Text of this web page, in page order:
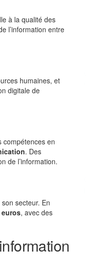
à la qualité des
l’information entre
humaines, et
digitale de
compétences en
. Des
de l’information.
secteur. En
euros, avec des